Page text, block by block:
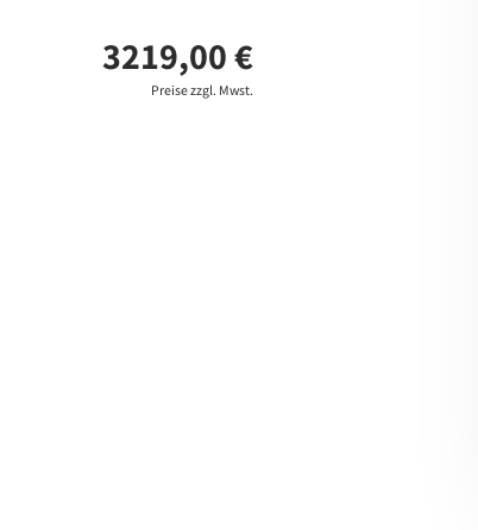
3219,00 €
Preise zzgl. Mwst.